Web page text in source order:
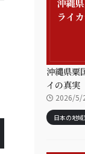
沖縄県粟
イの真実
2026/5/
日本の地域